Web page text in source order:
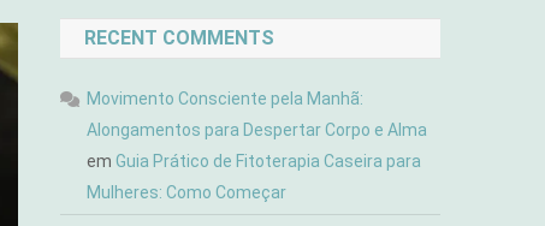
RECENT COMMENTS
Movimento Consciente pela Manhã:
Alongamentos para Despertar Corpo e Alma
emGuia Prático de Fitoterapia Caseira para
Mulheres: Como Começar